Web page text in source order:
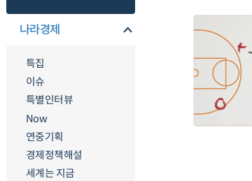
나라경제
특집
이슈
특별인터뷰
Now
연중기획
경제정책해설
세계는 지금